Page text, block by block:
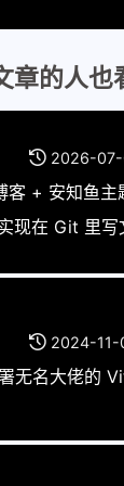
章的人也
2026-07-
客 + 安知鱼主
现在 Git 里写
2024-11-
无名大佬的